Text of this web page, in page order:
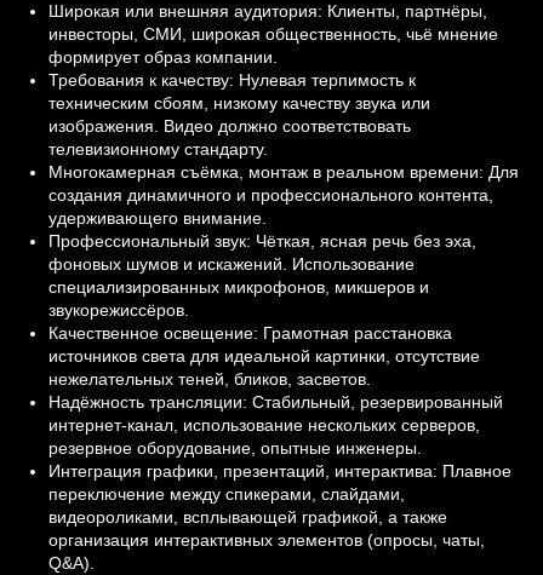
Широкая или внешняя аудитория: Клиенты, партнёры,
инвесторы, СМИ, широкая общественность, чьё мнение
формирует образ компании.
Требования к качеству: Нулевая терпимость к
техническим сбоям, низкому качеству звука или
изображения. Видео должно соответствовать
телевизионному стандарту.
Многокамерная съёмка, монтаж в реальном времени: Для
создания динамичного и профессионального контента,
удерживающего внимание.
Профессиональный звук: Чёткая, ясная речь без эха,
фоновых шумов и искажений. Использование
специализированных микрофонов, микшеров и
звукорежиссёров.
Качественное освещение: Грамотная расстановка
источников света для идеальной картинки, отсутствие
нежелательных теней, бликов, засветов.
Надёжность трансляции: Стабильный, резервированный
интернет-канал, использование нескольких серверов,
резервное оборудование, опытные инженеры.
Интеграция графики, презентаций, интерактива: Плавное
переключение между спикерами, слайдами,
видеороликами, всплывающей графикой, а также
организация интерактивных элементов (опросы, чаты,
Q&A).